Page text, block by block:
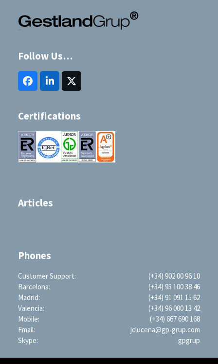
Follow Us…
FacebookLinkedInTwitter
(deprecated)
Certifications
Articles
Phones
Customer Support:
(+34) 902 00 96 10
Barcelona:
(+34) 93 100 38 46
Madrid:
(+34) 91 091 15 62
Valencia:
(+34) 96 000 13 42
Mobile:
(+34) 667 690 168
Email:
jclucena@gp-grup.com
Skype:
gpgrup